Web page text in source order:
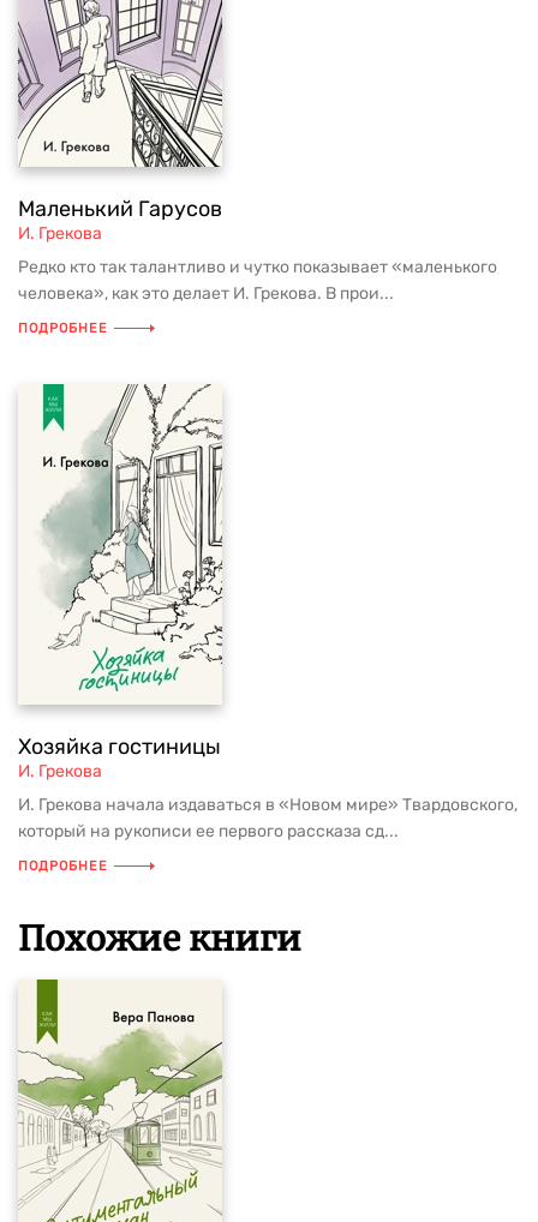
Маленький Гарусов
И. Грекова
Редко кто так талантливо и чутко показывает «маленького
человека», как это делает И. Грекова. В прои...
ПОДРОБНЕЕ
Хозяйка гостиницы
И. Грекова
И. Грекова начала издаваться в «Новом мире» Твардовского,
который на рукописи ее первого рассказа сд...
ПОДРОБНЕЕ
Похожие книги